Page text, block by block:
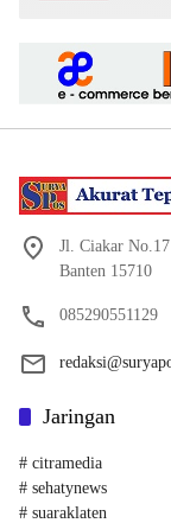
Jl. Ciakar
Banten 15710
085290551129
Jaringan
# citramedia
# sehatynews
# suaraklaten